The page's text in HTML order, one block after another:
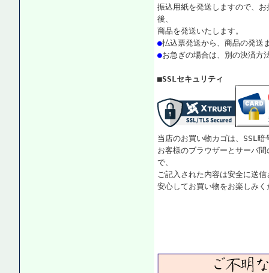
振込用紙を発送しますので、
後、
商品を発送いたします。
●払込票発送から、商品の発送
●お急ぎの場合は、別の決済方
■SSLセキュリティ
当店のお買い物カゴは、SSL暗
お客様のブラウザーとサーバ
で、
ご記入された内容は安全に送信
安心してお買い物をお楽しみく